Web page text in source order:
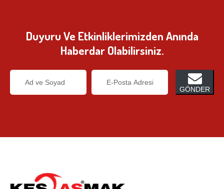
Duyuru Ve Etkinliklerimizden Anında
Haberdar Olabilirsiniz.
GÖNDER